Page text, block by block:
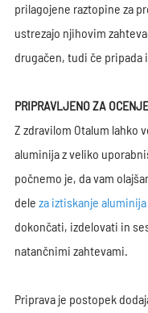
prilagojene raztopine za
ustrezajo njihovim
drugačen, tudi če
PRIPRAVLJENO ZA
Z zdravilom Otalum lahko
aluminija z veliko
počnemo je, da vam
dele za iztiskanje aluminija
dokončati, izdelovati in
natančnimi zahtevami.
Priprava je postopek